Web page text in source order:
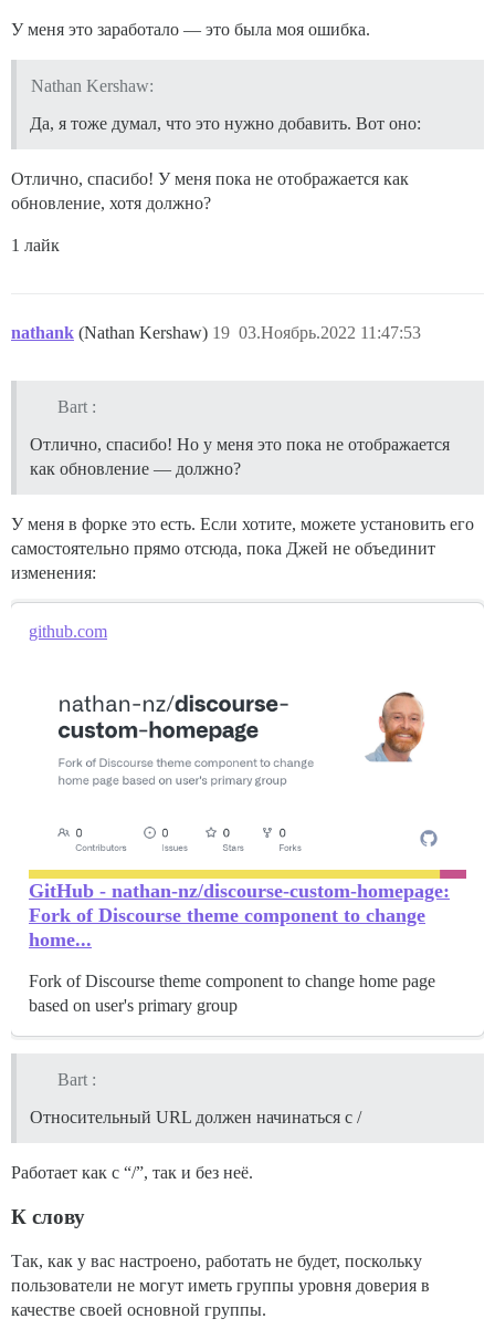
У меня это заработало — это была моя ошибка.
Nathan Kershaw:
Да, я тоже думал, что это нужно добавить. Вот оно:
Отлично, спасибо! У меня пока не отображается как
обновление, хотя должно?
1 лайк
nathank (Nathan Kershaw) 03.Ноябрь.2022 11:47:53
19
Bart :
Отлично, спасибо! Но у меня это пока не отображается
как обновление — должно?
У меня в форке это есть. Если хотите, можете установить его
самостоятельно прямо отсюда, пока Джей не объединит
изменения:
github.com
GitHub - nathan-nz/discourse-custom-homepage:
Fork of Discourse theme component to change
home...
Fork of Discourse theme component to change home page
based on user's primary group
Bart :
Относительный URL должен начинаться с /
Работает как с “/”, так и без неё.
К слову
Так, как у вас настроено, работать не будет, поскольку
пользователи не могут иметь группы уровня доверия в
качестве своей основной группы.